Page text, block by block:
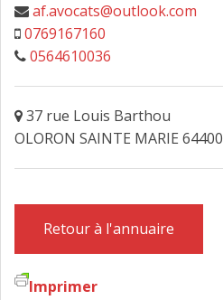
CONSULTATIONS
L’AIDE JURIDICTIONNELLE
FAIRE DESIGNER UN AVOCAT
CONTACT
af.avocats@outlook.com
0769167160
0564610036
37 rue Louis Barthou
OLORON SAINTE MARIE 64400
Retour à l'annuaire
Imprimer